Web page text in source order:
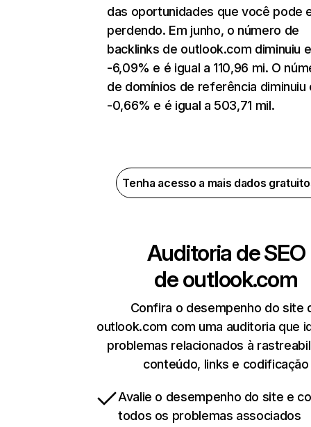
das oportunidades que você pode
perdendo. Em junho, o número de
backlinks de outlook.com diminuiu
-6,09% e é igual a 110,96 mi. O
de domínios de referência diminuiu
-0,66% e é igual a 503,71 mil.
Tenha acesso a mais dados
Auditoria de SEO
deoutlook.com
Confira o desempenho do site
outlook.com com uma auditoria que
problemas relacionados à
conteúdo, links e codificação
Avalie o desempenho do site e
todos os problemas associados